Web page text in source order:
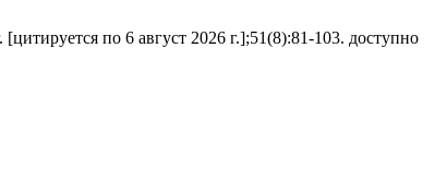
по 6 август 2026 г.];51(8):81-103. доступно